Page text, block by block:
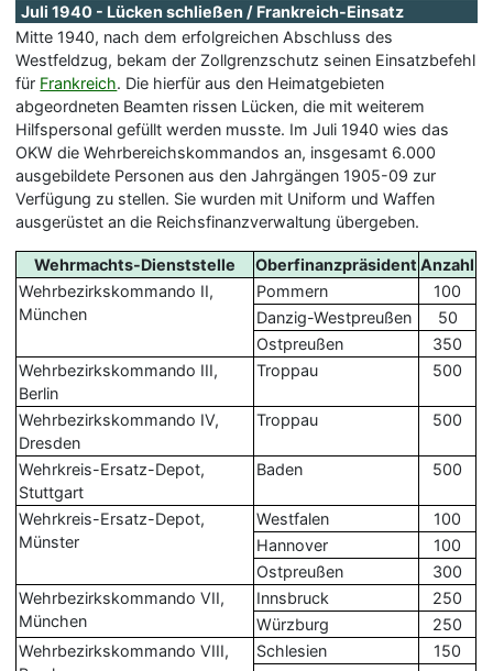
Juli 1940 - Lücken schließen / Frankreich-Einsatz
Mitte 1940, nach dem erfolgreichen Abschluss des
Westfeldzug, bekam der Zollgrenzschutz seinen Einsatzbefehl
für Frankreich. Die hierfür aus den Heimatgebieten
abgeordneten Beamten rissen Lücken, die mit weiterem
Hilfspersonal gefüllt werden musste. Im Juli 1940 wies das
OKW die Wehrbereichskommandos an, insgesamt 6.000
ausgebildete Personen aus den Jahrgängen 1905-09 zur
Verfügung zu stellen. Sie wurden mit Uniform und Waffen
ausgerüstet an die Reichsfinanzverwaltung übergeben.
Wehrmachts-Dienststelle Oberfinanzpräsident Anzahl
Wehrbezirkskommando II,
München
Pommern
100
Danzig-Westpreußen
50
Ostpreußen
350
Wehrbezirkskommando III,
Berlin
Troppau 500
Wehrbezirkskommando IV,
Dresden
Troppau 500
Wehrkreis-Ersatz-Depot,
Stuttgart
Baden 500
Wehrkreis-Ersatz-Depot,
Münster
Westfalen
100
Hannover
100
Ostpreußen
300
Wehrbezirkskommando VII,
München
Innsbruck
250
Würzburg
250
Wehrbezirkskommando VIII,
Schlesien
150